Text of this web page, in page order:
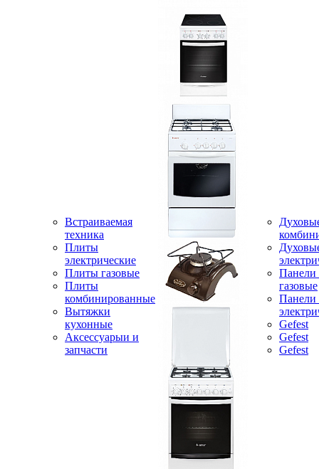
Встраиваемая
техника
Плиты
электрические
Плиты газовые
Плиты
комбинированные
Вытяжки
кухонные
Аксессуарыи и
запчасти
Панели
газовые
Панели
Gefest
Gefest
Gefest